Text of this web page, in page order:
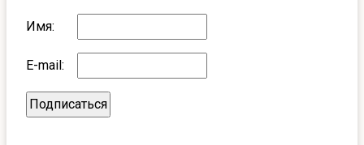
Имя:
E-mail: